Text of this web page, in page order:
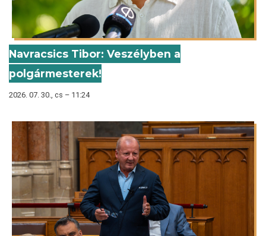
Navracsics Tibor: Veszélyben a
polgármesterek!
2026. 07. 30., cs – 11:24